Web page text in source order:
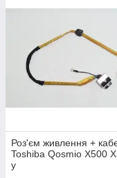
Роз'єм живлення +
Toshiba Qosmio X500
у